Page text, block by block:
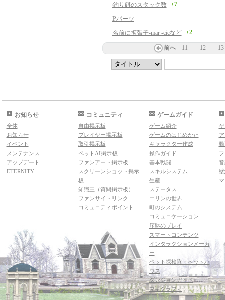
釣り餌のスタック数 +7
Pパーツ
名前に拡張子-mar -cicなど
+2
前へ 11 12 13
お知らせ
全体
お知らせ
イベント
メンテナンス
アップデート
ETERNITY
コミュニティ
自由掲示板
プレイヤー掲示板
取引掲示板
ペットAI掲示板
ファンアート掲示板
スクリーンショット掲示
板
知識王（質問掲示板）
ファンサイトリンク
コミュニティポイント
ゲームガイド
ゲーム紹介
ゲームのはじめかた
キャラクター作成
操作ガイド
基本戦闘
スキルシステム
生産
ステータス
エリンの世界
町のシステム
コミュニケーション
序盤のプレイ
スマートコンテンツ
インタラクションメーカ
ー
ペット探検隊・ペットハ
ウス
ダンジョンガイド
マギグラフィ